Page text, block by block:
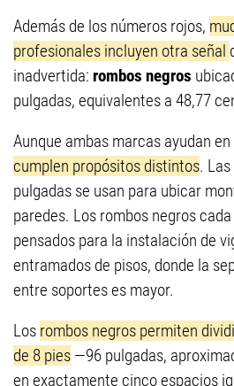
Además de los números rojos,
profesionales incluyen otra señal
inadvertida: rombos negros
pulgadas, equivalentes a 48,77
Aunque ambas marcas ayudan
cumplen propósitos distintos.
pulgadas se usan para ubicar
paredes. Los rombos negros
pensados para la instalación de
entramados de pisos, donde la
entre soportes es mayor.
Los rombos negros permiten
de 8 pies —96 pulgadas,
en exactamente cinco espacios